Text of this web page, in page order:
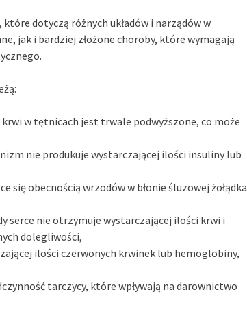
dotyczą różnych układów i narządów w
jak i bardziej złożone choroby, które wymagają
w tętnicach jest trwale podwyższone, co może
nie produkuje wystarczającej ilości insuliny lub
się obecnością wrzodów w błonie śluzowej żołądka
serce nie otrzymuje wystarczającej ilości krwi i
dolegliwości,
ilości czerwonych krwinek lub hemoglobiny,
tarczycy, które wpływają na darownictwo